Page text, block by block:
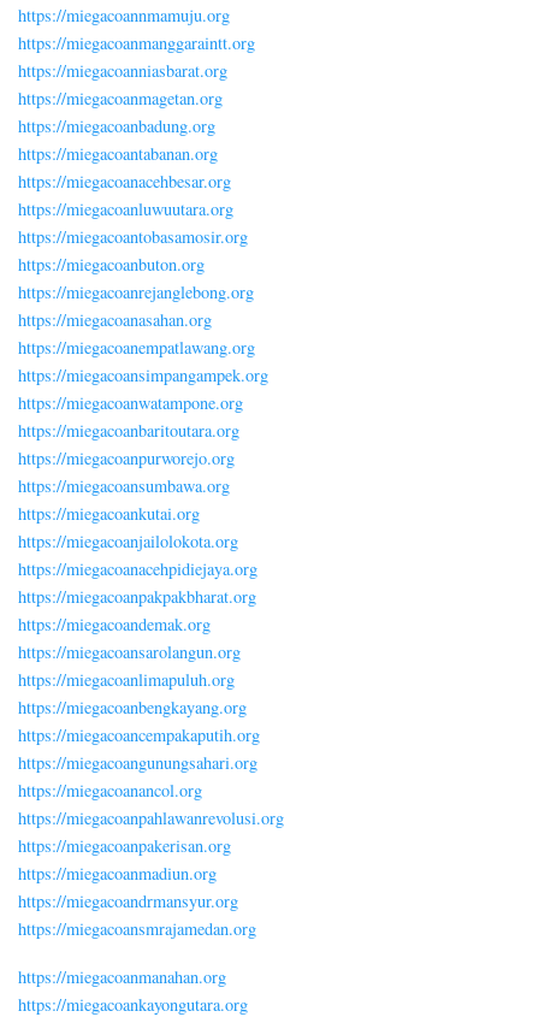
https://miegacoannmamuju.org
https://miegacoanmanggaraintt.org
https://miegacoanniasbarat.org
https://miegacoanmagetan.org
https://miegacoanbadung.org
https://miegacoantabanan.org
https://miegacoanacehbesar.org
https://miegacoanluwuutara.org
https://miegacoantobasamosir.org
https://miegacoanbuton.org
https://miegacoanrejanglebong.org
https://miegacoanasahan.org
https://miegacoanempatlawang.org
https://miegacoansimpangampek.org
https://miegacoanwatampone.org
https://miegacoanbaritoutara.org
https://miegacoanpurworejo.org
https://miegacoansumbawa.org
https://miegacoankutai.org
https://miegacoanjailolokota.org
https://miegacoanacehpidiejaya.org
https://miegacoanpakpakbharat.org
https://miegacoandemak.org
https://miegacoansarolangun.org
https://miegacoanlimapuluh.org
https://miegacoanbengkayang.org
https://miegacoancempakaputih.org
https://miegacoangunungsahari.org
https://miegacoanancol.org
https://miegacoanpahlawanrevolusi.org
https://miegacoanpakerisan.org
https://miegacoanmadiun.org
https://miegacoandrmansyur.org
https://miegacoansmrajamedan.org
https://miegacoanmanahan.org
https://miegacoankayongutara.org